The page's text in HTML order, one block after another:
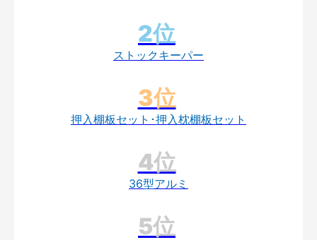
ストックキーパー
押入棚板セット･押入枕棚板セット
36型アルミ